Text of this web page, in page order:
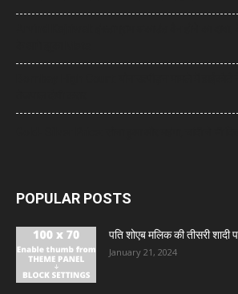
POPULAR POSTS
पति शोएब मलिक की तीसरी शादी
January 21, 2024